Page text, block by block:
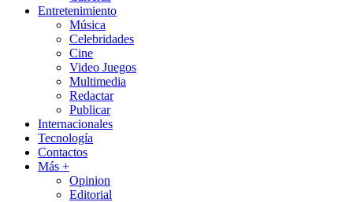
Entretenimiento
Música
Celebridades
Cine
Video Juegos
Multimedia
Redactar
Publicar
Internacionales
Tecnología
Contactos
Más +
Opinion
Editorial